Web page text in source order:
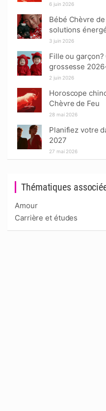
Thématiques
Amour
Carrière et études
6 juin 2026
Bébé Chèvre
solutions
3 juin 2026
Fille ou
grossesse
2 juin 2026
Horoscope
Chèvre de Feu
28 mai 2026
Planifiez votre
2027
27 mai 2026